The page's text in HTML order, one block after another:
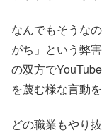
なんでもそうな
がち」という弊
の双方で
を蔑む様な言動
どの職業もやり